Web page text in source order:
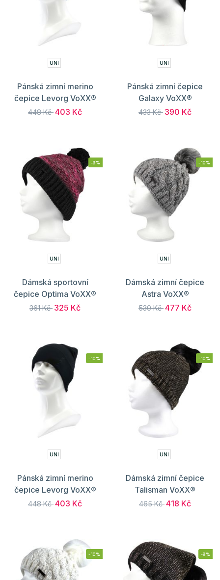
UNI
Pánská zimní merino
čepice Levorg VoXX®
448 Kč403 Kč
UNI
Pánská zimní čepice
Galaxy VoXX®
433 Kč 390 Kč
-9%
UNI
Dámská sportovní
čepice Optima VoXX®
361 Kč 325 Kč
-10%
UNI
Dámská zimní čepice
Astra VoXX®
530 Kč477 Kč
-10%
UNI
Pánská zimní merino
čepice Levorg VoXX®
448 Kč403 Kč
-10%
UNI
Dámská zimní čepice
Talisman VoXX®
465 Kč418 Kč
-10% -9%